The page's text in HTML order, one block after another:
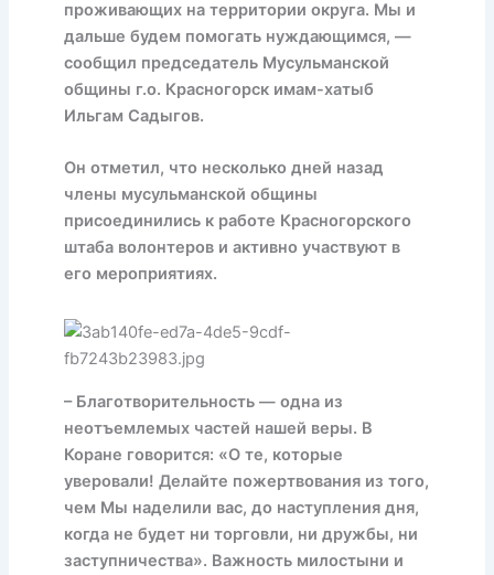
проживающих на территории округа. Мы и
дальше будем помогать нуждающимся, —
сообщил председатель Мусульманской
общины г.о. Красногорск имам-хатыб
Ильгам Садыгов.
Он отметил, что несколько дней назад
члены мусульманской общины
присоединились к работе Красногорского
штаба волонтеров и активно участвуют в
его мероприятиях.
– Благотворительность — одна из
неотъемлемых частей нашей веры. В
Коране говорится: «О те, которые
уверовали! Делайте пожертвования из того,
чем Мы наделили вас, до наступления дня,
когда не будет ни торговли, ни дружбы, ни
заступничества». Важность милостыни и